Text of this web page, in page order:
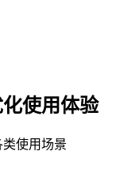
使用体验
使用场景